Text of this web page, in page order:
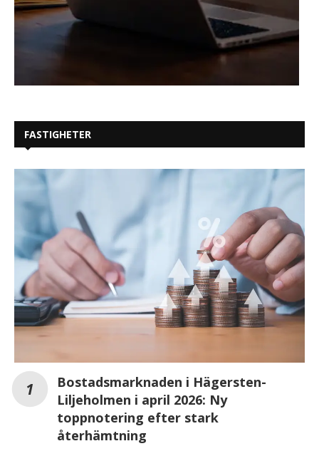
FASTIGHETER
Bostadsmarknaden i Hägersten-
Liljeholmen i april 2026: Ny
toppnotering efter stark
återhämtning